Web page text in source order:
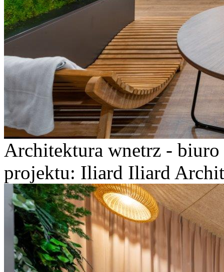
Architektura wnetrz -
projektu: Iliard Iliard